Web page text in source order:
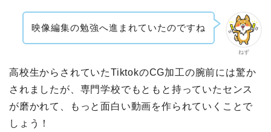
ねず
映像編集の勉強へ進まれていたのですね
高校生からされていたTiktokのCG加工の腕前には驚か
されましたが、専門学校でもともと持っていたセンス
が磨かれて、もっと面白い動画を作られていくことで
しょう！